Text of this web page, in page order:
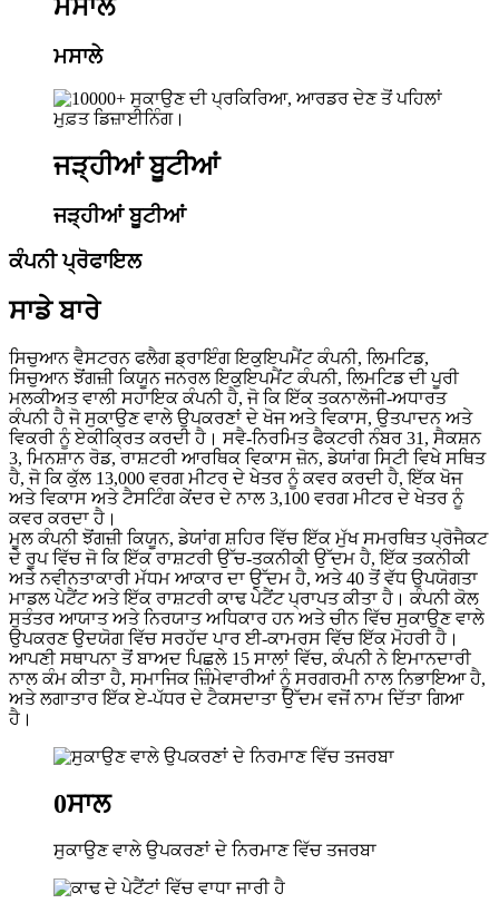
ਮਸਾਲੇ
ਮਸਾਲੇ
ਜੜ੍ਹੀਆਂ ਬੂਟੀਆਂ
ਜੜ੍ਹੀਆਂ ਬੂਟੀਆਂ
ਕੰਪਨੀ ਪ੍ਰੋਫਾਇਲ
ਸਾਡੇ ਬਾਰੇ
ਸਿਚੁਆਨ ਵੈਸਟਰਨ ਫਲੈਗ ਡ੍ਰਾਇੰਗ ਇਕੁਇਪਮੈਂਟ ਕੰਪਨੀ, ਲਿਮਟਿਡ,
ਸਿਚੁਆਨ ਝੋਂਗਜ਼ੀ ਕਿਯੂਨ ਜਨਰਲ ਇਕੁਇਪਮੈਂਟ ਕੰਪਨੀ, ਲਿਮਟਿਡ ਦੀ ਪੂਰੀ
ਮਲਕੀਅਤ ਵਾਲੀ ਸਹਾਇਕ ਕੰਪਨੀ ਹੈ, ਜੋ ਕਿ ਇੱਕ ਤਕਨਾਲੋਜੀ-ਅਧਾਰਤ
ਕੰਪਨੀ ਹੈ ਜੋ ਸੁਕਾਉਣ ਵਾਲੇ ਉਪਕਰਣਾਂ ਦੇ ਖੋਜ ਅਤੇ ਵਿਕਾਸ, ਉਤਪਾਦਨ ਅਤੇ
ਵਿਕਰੀ ਨੂੰ ਏਕੀਕ੍ਰਿਤ ਕਰਦੀ ਹੈ। ਸਵੈ-ਨਿਰਮਿਤ ਫੈਕਟਰੀ ਨੰਬਰ 31, ਸੈਕਸ਼ਨ
3, ਮਿਨਸ਼ਾਨ ਰੋਡ, ਰਾਸ਼ਟਰੀ ਆਰਥਿਕ ਵਿਕਾਸ ਜ਼ੋਨ, ਡੇਯਾਂਗ ਸਿਟੀ ਵਿਖੇ ਸਥਿਤ
ਹੈ, ਜੋ ਕਿ ਕੁੱਲ 13,000 ਵਰਗ ਮੀਟਰ ਦੇ ਖੇਤਰ ਨੂੰ ਕਵਰ ਕਰਦੀ ਹੈ, ਇੱਕ ਖੋਜ
ਅਤੇ ਵਿਕਾਸ ਅਤੇ ਟੈਸਟਿੰਗ ਕੇਂਦਰ ਦੇ ਨਾਲ 3,100 ਵਰਗ ਮੀਟਰ ਦੇ ਖੇਤਰ ਨੂੰ
ਕਵਰ ਕਰਦਾ ਹੈ।
ਮੂਲ ਕੰਪਨੀ ਝੋਂਗਜ਼ੀ ਕਿਯੂਨ, ਡੇਯਾਂਗ ਸ਼ਹਿਰ ਵਿੱਚ ਇੱਕ ਮੁੱਖ ਸਮਰਥਿਤ ਪ੍ਰੋਜੈਕਟ
ਦੇ ਰੂਪ ਵਿੱਚ ਜੋ ਕਿ ਇੱਕ ਰਾਸ਼ਟਰੀ ਉੱਚ-ਤਕਨੀਕੀ ਉੱਦਮ ਹੈ, ਇੱਕ ਤਕਨੀਕੀ
ਅਤੇ ਨਵੀਨਤਾਕਾਰੀ ਮੱਧਮ ਆਕਾਰ ਦਾ ਉੱਦਮ ਹੈ, ਅਤੇ 40 ਤੋਂ ਵੱਧ ਉਪਯੋਗਤਾ
ਮਾਡਲ ਪੇਟੈਂਟ ਅਤੇ ਇੱਕ ਰਾਸ਼ਟਰੀ ਕਾਢ ਪੇਟੈਂਟ ਪ੍ਰਾਪਤ ਕੀਤਾ ਹੈ। ਕੰਪਨੀ ਕੋਲ
ਸੁਤੰਤਰ ਆਯਾਤ ਅਤੇ ਨਿਰਯਾਤ ਅਧਿਕਾਰ ਹਨ ਅਤੇ ਚੀਨ ਵਿੱਚ ਸੁਕਾਉਣ ਵਾਲੇ
ਉਪਕਰਣ ਉਦਯੋਗ ਵਿੱਚ ਸਰਹੱਦ ਪਾਰ ਈ-ਕਾਮਰਸ ਵਿੱਚ ਇੱਕ ਮੋਹਰੀ ਹੈ।
ਆਪਣੀ ਸਥਾਪਨਾ ਤੋਂ ਬਾਅਦ ਪਿਛਲੇ 15 ਸਾਲਾਂ ਵਿੱਚ, ਕੰਪਨੀ ਨੇ ਇਮਾਨਦਾਰੀ
ਨਾਲ ਕੰਮ ਕੀਤਾ ਹੈ, ਸਮਾਜਿਕ ਜ਼ਿੰਮੇਵਾਰੀਆਂ ਨੂੰ ਸਰਗਰਮੀ ਨਾਲ ਨਿਭਾਇਆ ਹੈ,
ਅਤੇ ਲਗਾਤਾਰ ਇੱਕ ਏ-ਪੱਧਰ ਦੇ ਟੈਕਸਦਾਤਾ ਉੱਦਮ ਵਜੋਂ ਨਾਮ ਦਿੱਤਾ ਗਿਆ
ਹੈ।
0ਸਾਲ
ਸੁਕਾਉਣ ਵਾਲੇ ਉਪਕਰਣਾਂ ਦੇ ਨਿਰਮਾਣ ਵਿੱਚ ਤਜਰਬਾ